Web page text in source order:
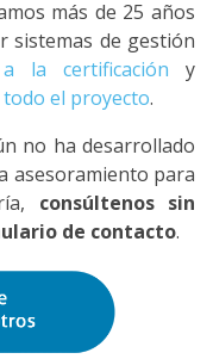
más de 25 años
sistemas de gestión
la certificación y
el proyecto.
no ha desarrollado
asesoramiento para
consúltenos sin
de contacto.